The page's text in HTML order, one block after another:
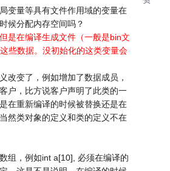
变量等具有文件作用域的变量在
候分配内存空间吗？
是在编译生成文件（一般是bin文
些数据。没初始化的这类变量会
改变了，例如增加了数据成员，
户，比方说客户声明了此类的一
在重新编译的时候被替换还是在
然类对象的定义和类的定义不在
组，例如int a[10], 必须在编译的